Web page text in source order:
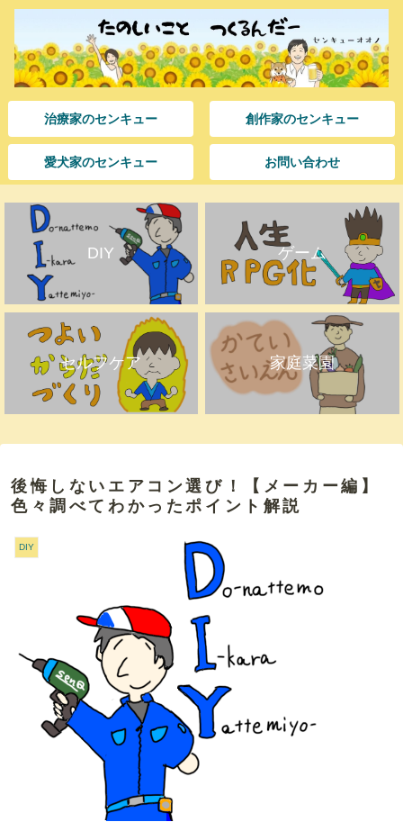
治療家のセンキュー 創作家のセンキュー
愛犬家のセンキュー お問い合わせ
DIY ゲーム
セルフケア 家庭菜園
後悔しないエアコン選び！【メーカー編】
色々調べてわかったポイント解説
DIY